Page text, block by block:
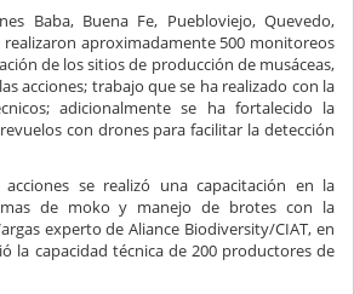
Baba, Buena Fe, Puebloviejo, Quevedo,
realizaron aproximadamente 500 monitoreos
de los sitios de producción de musáceas,
acciones; trabajo que se ha realizado con la
adicionalmente se ha fortalecido la
con drones para facilitar la detección
se realizó una capacitación en la
de moko y manejo de brotes con la
experto de Aliance Biodiversity/CIAT, en
la capacidad técnica de 200 productores de